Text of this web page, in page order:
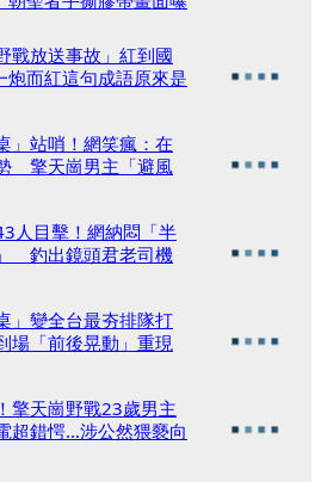
戰放送事故」紅到國
而紅這句成語原來是
」站哨！網笑瘋：在
擎天崗男主「避風
人目擊！網納悶「半
釣出鏡頭君老司機
」變全台最夯排隊打
「前後晃動」重現
擎天崗野戰23歲男主
錯愕...涉公然猥褻向